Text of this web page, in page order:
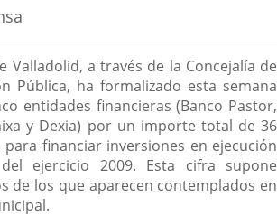
externa.externa.
Valladolid, a través de la Concejalía de
Pública, ha formalizado esta semana
entidades financieras (Banco Pastor,
y Dexia) por un importe total de 36
financiar inversiones en ejecución
ejercicio 2009. Esta cifra supone
de los que aparecen contemplados en